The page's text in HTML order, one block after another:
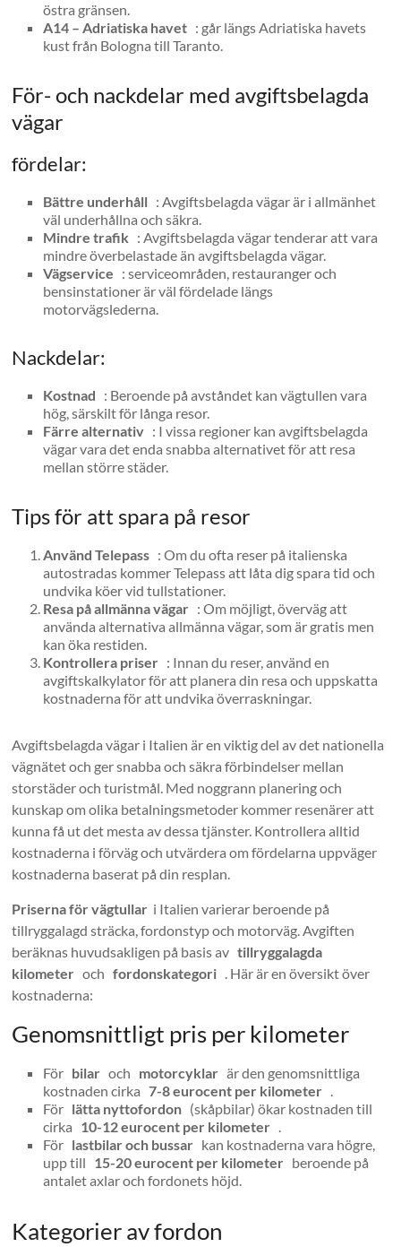
östra gränsen.
A14 – Adriatiska havet : går längs Adriatiska havets
kust från Bologna till Taranto.
För- och nackdelar med avgiftsbelagda
vägar
fördelar:
Bättre underhåll : Avgiftsbelagda vägar är i allmänhet
väl underhållna och säkra.
Mindre trafik : Avgiftsbelagda vägar tenderar att vara
mindre överbelastade än avgiftsbelagda vägar.
Vägservice : serviceområden, restauranger och
bensinstationer är väl fördelade längs
motorvägslederna.
Nackdelar:
Kostnad : Beroende på avståndet kan vägtullen vara
hög, särskilt för långa resor.
Färre alternativ : I vissa regioner kan avgiftsbelagda
vägar vara det enda snabba alternativet för att resa
mellan större städer.
Tips för att spara på resor
Använd Telepass : Om du ofta reser på italienska
autostradas kommer Telepass att låta dig spara tid och
undvika köer vid tullstationer.
Resa på allmänna vägar : Om möjligt, överväg att
använda alternativa allmänna vägar, som är gratis men
kan öka restiden.
Kontrollera priser : Innan du reser, använd en
avgiftskalkylator för att planera din resa och uppskatta
kostnaderna för att undvika överraskningar.
Avgiftsbelagda vägar i Italien är en viktig del av det nationella
vägnätet och ger snabba och säkra förbindelser mellan
storstäder och turistmål. Med noggrann planering och
kunskap om olika betalningsmetoder kommer resenärer att
kunna få ut det mesta av dessa tjänster. Kontrollera alltid
kostnaderna i förväg och utvärdera om fördelarna uppväger
kostnaderna baserat på din resplan.
Priserna för vägtullar i Italien varierar beroende på
tillryggalagd sträcka, fordonstyp och motorväg. Avgiften
beräknas huvudsakligen på basis avtillryggalagda
kilometer ochfordonskategori . Här är en översikt över
kostnaderna:
Genomsnittligt pris per kilometer
För bilar och motorcyklar är den genomsnittliga
kostnaden cirka7-8 eurocent per kilometer .
För lätta nyttofordon (skåpbilar) ökar kostnaden till
cirka 10-12 eurocent per kilometer .
För lastbilar och bussar kan kostnaderna vara högre,
upp till 15-20 eurocent per kilometer beroende på
antalet axlar och fordonets höjd.
Kategorier av fordon